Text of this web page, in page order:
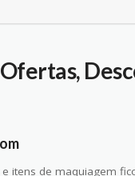
itens de maquiagem